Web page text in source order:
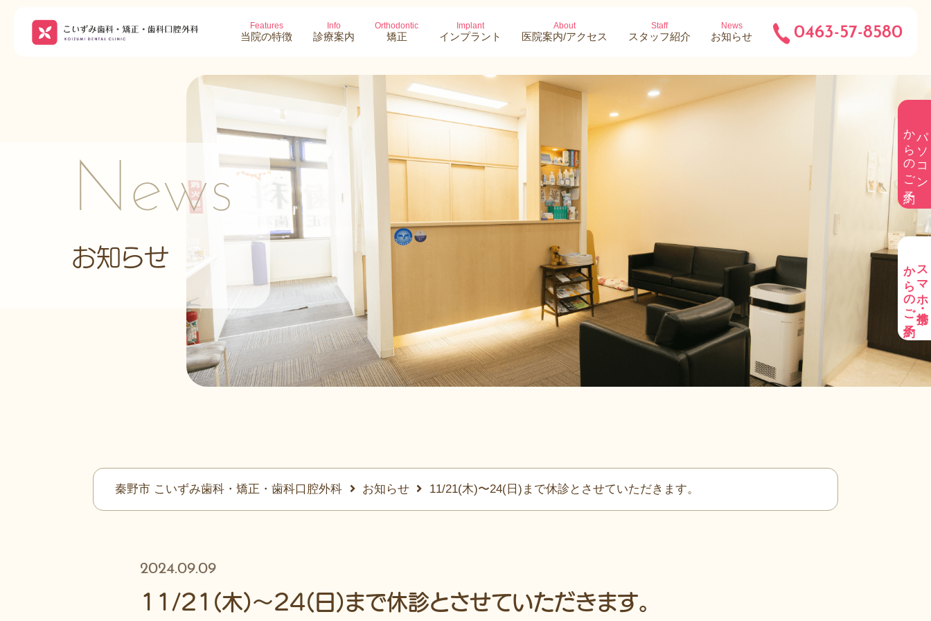
パソコン
からのご予約
スマホ・携帯
からのご予約
Features
当院の特徴
Info
診療案内
Orthodontic
矯正
Implant
インプラント
About
医院案内/アクセス
Staff
スタッフ紹介
News
お知らせ 0463-57-8580
News
お知らせ
秦野市 こいずみ歯科・矯正・歯科口腔外科 お知らせ 11/21(木)〜24(日)まで休診とさせていただきます。
2024.09.09
11/21(木)〜24(日)まで休診とさせていただきます。